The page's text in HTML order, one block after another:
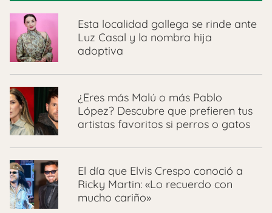
Esta localidad gallega se rinde ante
Luz Casal y la nombra hija
adoptiva
¿Eres más Malú o más Pablo
López? Descubre que prefieren tus
artistas favoritos si perros o gatos
El día que Elvis Crespo conoció a
Ricky Martin: «Lo recuerdo con
mucho cariño»